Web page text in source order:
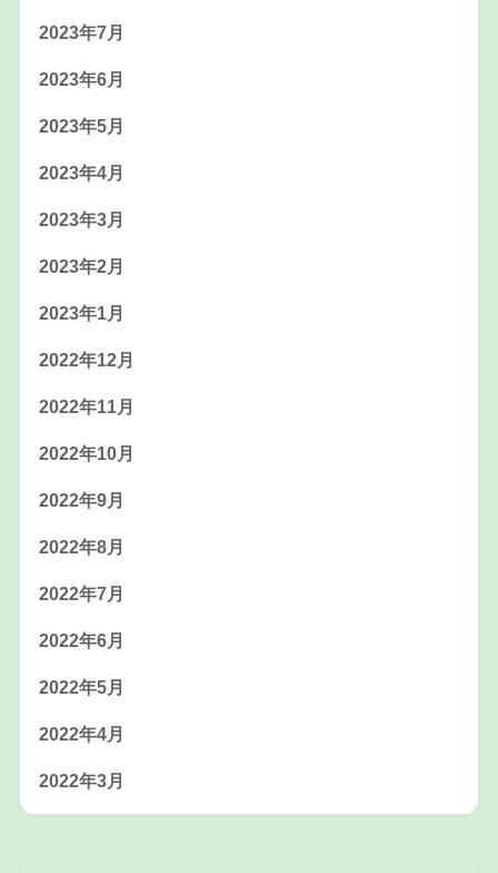
2023年7月
2023年6月
2023年5月
2023年4月
2023年3月
2023年2月
2023年1月
2022年12月
2022年11月
2022年10月
2022年9月
2022年8月
2022年7月
2022年6月
2022年5月
2022年4月
2022年3月